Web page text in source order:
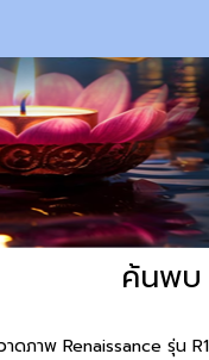
ค้นพบ
ดภาพ Renaissance รุ่น